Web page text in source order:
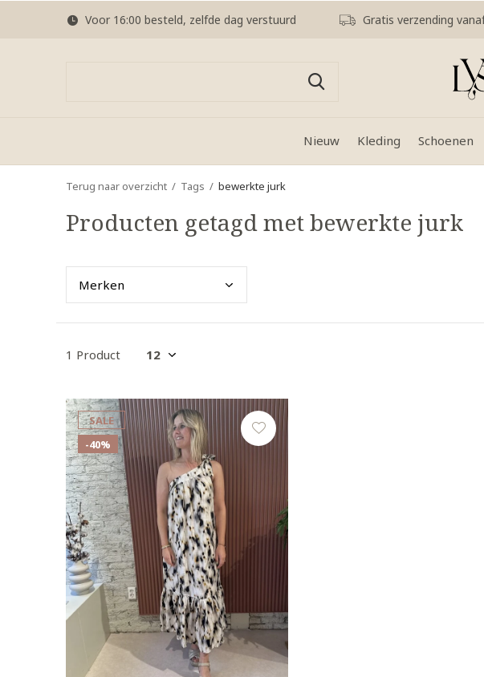
Nieuw Kleding Schoenen
Voor 16:00 besteld, zelfde dag verstuurd Gratis verzending
Terug naar overzicht Tags bewerkte jurk
Producten getagd met bewerkte jurk
Merken
1 Product
SALE
-40%